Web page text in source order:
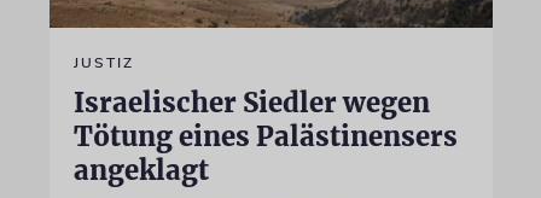
JUSTIZ
Israelischer Siedler wegen
Tötung eines Palästinensers
angeklagt